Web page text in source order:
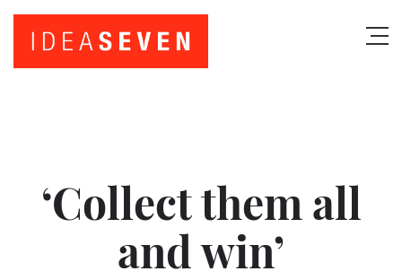
‘Collect them all
and win’